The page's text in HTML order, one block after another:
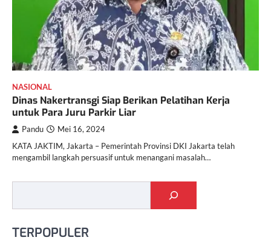
NASIONAL
Dinas Nakertransgi Siap Berikan Pelatihan Kerja
untuk Para Juru Parkir Liar
Pandu Mei 16, 2024
KATA JAKTIM, Jakarta – Pemerintah Provinsi DKI Jakarta telah
mengambil langkah persuasif untuk menangani masalah…
TERPOPULER